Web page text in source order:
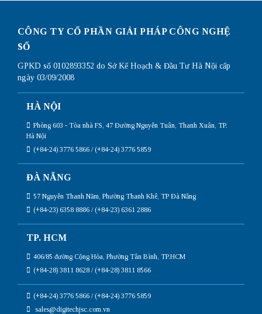
CÔNG TY CỔ PHẦN GIẢI PHÁP CÔNG NGHỆ
SỐ
GPKD số 0102893352 do Sở Kế Hoạch & Đầu Tư Hà Nội cấp
ngày 03/09/2008
HÀ NỘI
Phòng 603 - Tòa nhà FS, 47 Đường Nguyễn Tuân, Thanh Xuân, TP.
Hà Nội
(+84-24) 3776 5866 / (+84-24) 3776 5859
ĐÀ NẴNG
57 Nguyễn Thanh Năm, Phường Thanh Khê, TP Đà Nẵng
(+84-23) 6358 8886 / (+84-23) 6361 2886
TP. HCM
406/85 đường Cộng Hòa, Phường Tân Bình, TP.HCM
(+84-28) 3811 8628 / (+84-28) 3811 8566
(+84-24) 3776 5866 / (+84-24) 3776 5859
sales@digitechjsc.com.vn